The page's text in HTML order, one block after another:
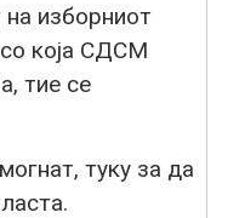
изборниот
која СДСМ
тие се
туку за да